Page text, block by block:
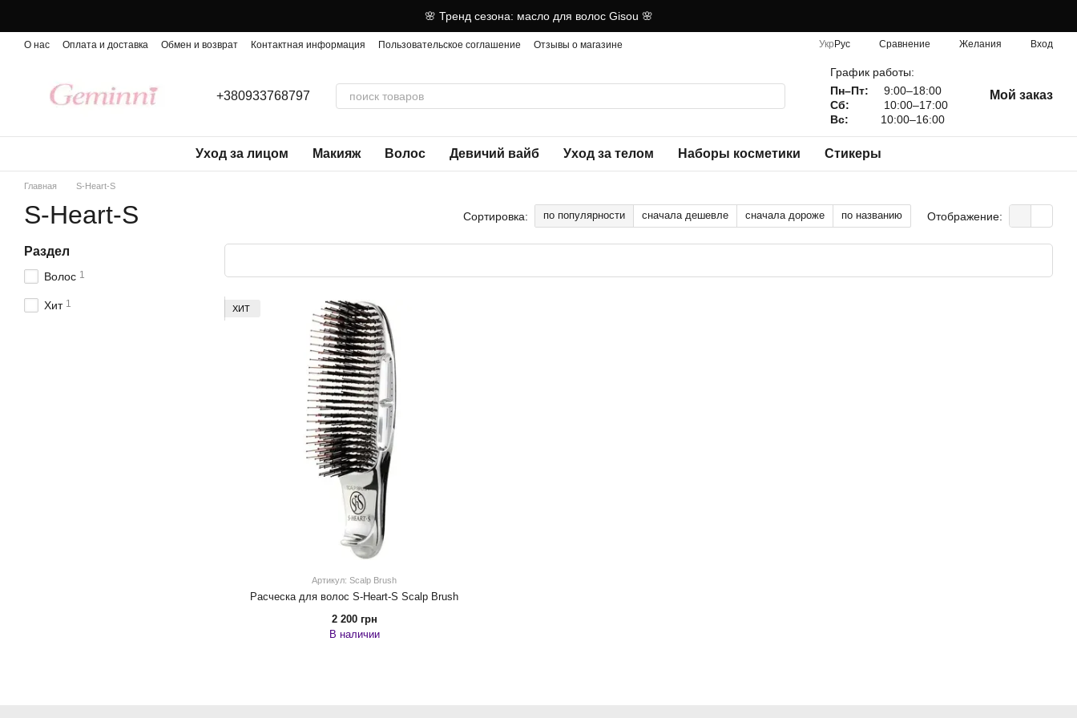
🌸 Тренд сезона: масло для волос Gisou 🌸
О нас Оплата и доставка Обмен и возврат Контактная информация Пользовательское соглашение Отзывы о магазине Укр Рус Сравнение Желания Вход
+380933768797
График работы:
Пн–Пт:
9:00–18:00
Сб:
10:00–17:00
Вс:
10:00–16:00
Мой заказ
Уход за лицом Макияж Волос Девичий вайб Уход за телом Наборы косметики Стикеры
Главная S-Heart-S
S-Heart-S Сортировка: по популярности сначала дешевле сначала дороже по названию Отображение:
ХИТ
Артикул: Scalp Brush
Расческа для волос S-Heart-S Scalp Brush
2 200 грн
В наличии
Раздел
Волос 1
Хит 1